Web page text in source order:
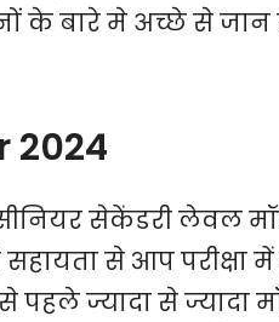
के बारे मे अच्छे से जान
2024
सीनियर सेकेंडरी
से आप
पहले ज्यादा से ज्यादा